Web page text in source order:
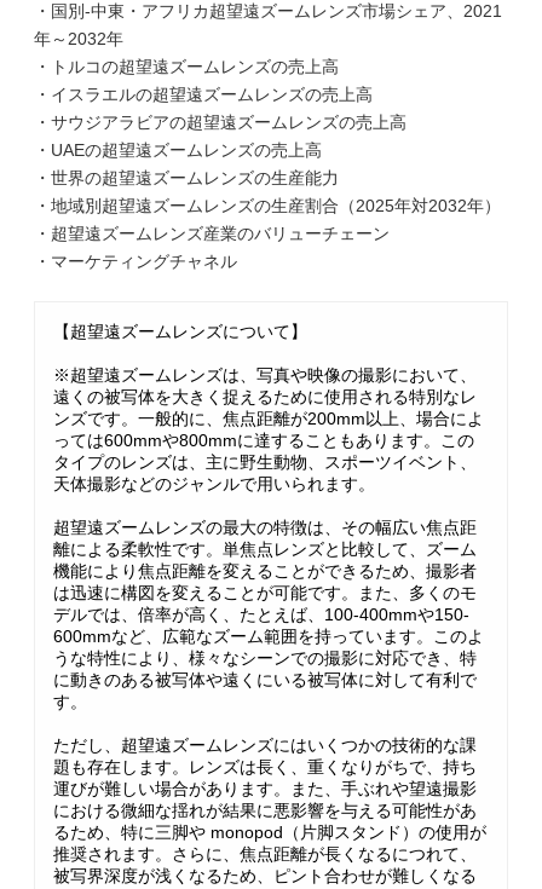
・国別-中東・アフリカ超望遠ズームレンズ市場シェア、2021
年～2032年
・トルコの超望遠ズームレンズの売上高
・イスラエルの超望遠ズームレンズの売上高
・サウジアラビアの超望遠ズームレンズの売上高
・UAEの超望遠ズームレンズの売上高
・世界の超望遠ズームレンズの生産能力
・地域別超望遠ズームレンズの生産割合（2025年対2032年）
・超望遠ズームレンズ産業のバリューチェーン
・マーケティングチャネル
【超望遠ズームレンズについて】
※超望遠ズームレンズは、写真や映像の撮影において、
遠くの被写体を大きく捉えるために使用される特別なレ
ンズです。一般的に、焦点距離が200mm以上、場合によ
っては600mmや800mmに達することもあります。この
タイプのレンズは、主に野生動物、スポーツイベント、
天体撮影などのジャンルで用いられます。
超望遠ズームレンズの最大の特徴は、その幅広い焦点距
離による柔軟性です。単焦点レンズと比較して、ズーム
機能により焦点距離を変えることができるため、撮影者
は迅速に構図を変えることが可能です。また、多くのモ
デルでは、倍率が高く、たとえば、100-400mmや150-
600mmなど、広範なズーム範囲を持っています。このよ
うな特性により、様々なシーンでの撮影に対応でき、特
に動きのある被写体や遠くにいる被写体に対して有利で
す。
ただし、超望遠ズームレンズにはいくつかの技術的な課
題も存在します。レンズは長く、重くなりがちで、持ち
運びが難しい場合があります。また、手ぶれや望遠撮影
における微細な揺れが結果に悪影響を与える可能性があ
るため、特に三脚や monopod（片脚スタンド）の使用が
推奨されます。さらに、焦点距離が長くなるにつれて、
被写界深度が浅くなるため、ピント合わせが難しくなる